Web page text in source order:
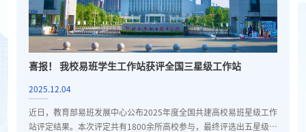
喜报！ 我校易班学生工作站获评全国三星级工作站
2025.12.04
近日，教育部易班发展中心公布2025年度全国共建高校易班星级工作
站评定结果。本次评定共有1800余所高校参与，最终评选出五星级工